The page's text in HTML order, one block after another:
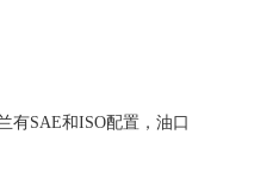
有SAE和ISO配置，油口